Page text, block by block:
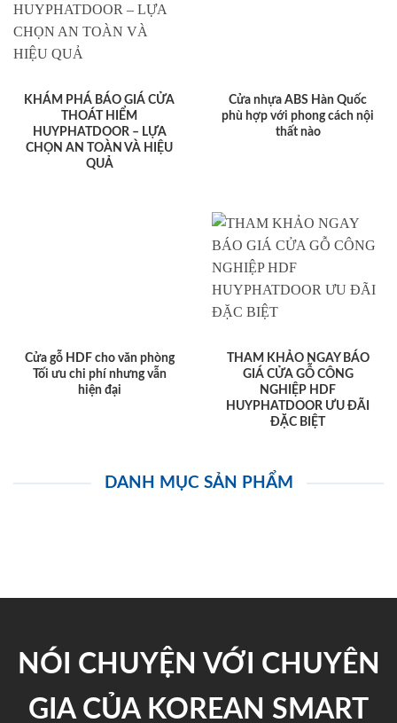
KHÁM PHÁ BÁO GIÁ CỬA
THOÁT HIỂM
HUYPHATDOOR – LỰA
CHỌN AN TOÀN VÀ HIỆU
QUẢ
Cửa nhựa ABS Hàn Quốc
phù hợp với phong cách nội
thất nào
Cửa gỗ HDF cho văn phòng
Tối ưu chi phí nhưng vẫn
hiện đại
THAM KHẢO NGAY BÁO
GIÁ CỬA GỖ CÔNG
NGHIỆP HDF
HUYPHATDOOR ƯU ĐÃI
ĐẶC BIỆT
DANH MỤC SẢN PHẨM
NÓI CHUYỆN VỚI CHUYÊN
GIA CỦA KOREAN SMART